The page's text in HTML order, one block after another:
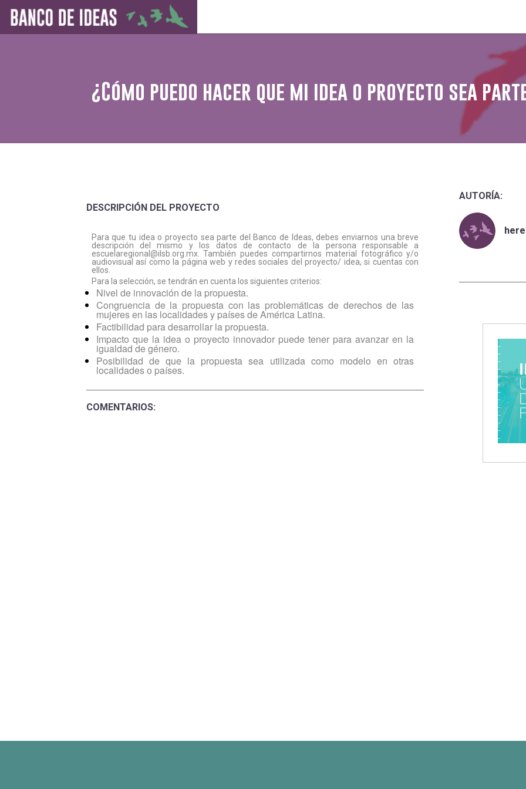
¿Cómo puedo hacer que mi idea o proyecto sea
DESCRIPCIÓN DEL PROYECTO
Para que tu idea o proyecto sea parte del Banco de Ideas, debes enviarnos una breve
descripción del mismo y los datos de contacto de la persona responsable a
escuelaregional@ilsb.org.mx. También puedes compartirnos material fotográfico y/o
audiovisual así como la página web y redes sociales del proyecto/ idea, si cuentas con
ellos.
Para la selección, se tendrán en cuenta los siguientes criterios:
Nivel de innovación de la propuesta.
Congruencia de la propuesta con las problemáticas de derechos de las
mujeres en las localidades y países de América Latina.
Factibilidad para desarrollar la propuesta.
Impacto que la idea o proyecto innovador puede tener para avanzar en la
igualdad de género.
Posibilidad de que la propuesta sea utilizada como modelo en otras
localidades o países.
COMENTARIOS:
AUTORÍA: